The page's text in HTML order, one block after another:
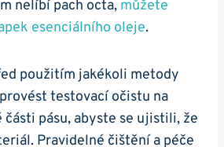
nelíbí pach octa, můžete
esenciálního⁤ oleje.
použitím jakékoli metody
testovací očistu na
pásu, abyste se ujistili, že
Pravidelné čištění a péče⁤